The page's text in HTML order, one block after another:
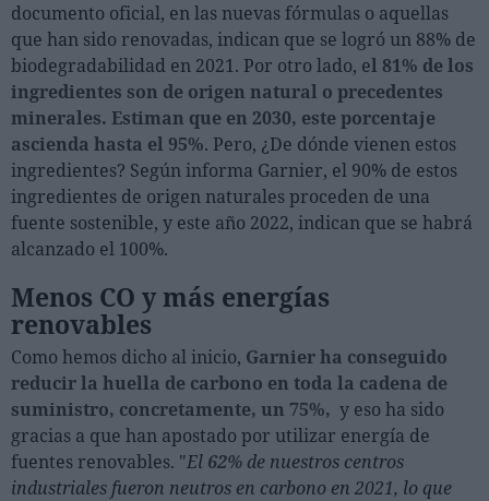
documento oficial, en las nuevas fórmulas o aquellas
que han sido renovadas, indican que se logró un 88% de
biodegradabilidad en 2021. Por otro lado, el 81% de los
ingredientes son de origen natural o precedentes
minerales. Estiman que en 2030, este porcentaje
ascienda hasta el 95%. Pero, ¿De dónde vienen estos
ingredientes? Según informa Garnier, el 90% de estos
ingredientes de origen naturales proceden de una
fuente sostenible, y este año 2022, indican que se habrá
alcanzado el 100%.
Menos CO y más energías
renovables
Como hemos dicho al inicio, Garnier ha conseguido
reducir la huella de carbono en toda la cadena de
suministro, concretamente, un 75%, y eso ha sido
gracias a que han apostado por utilizar energía de
fuentes renovables. "El 62% de nuestros centros
industriales fueron neutros en carbono en 2021, lo que